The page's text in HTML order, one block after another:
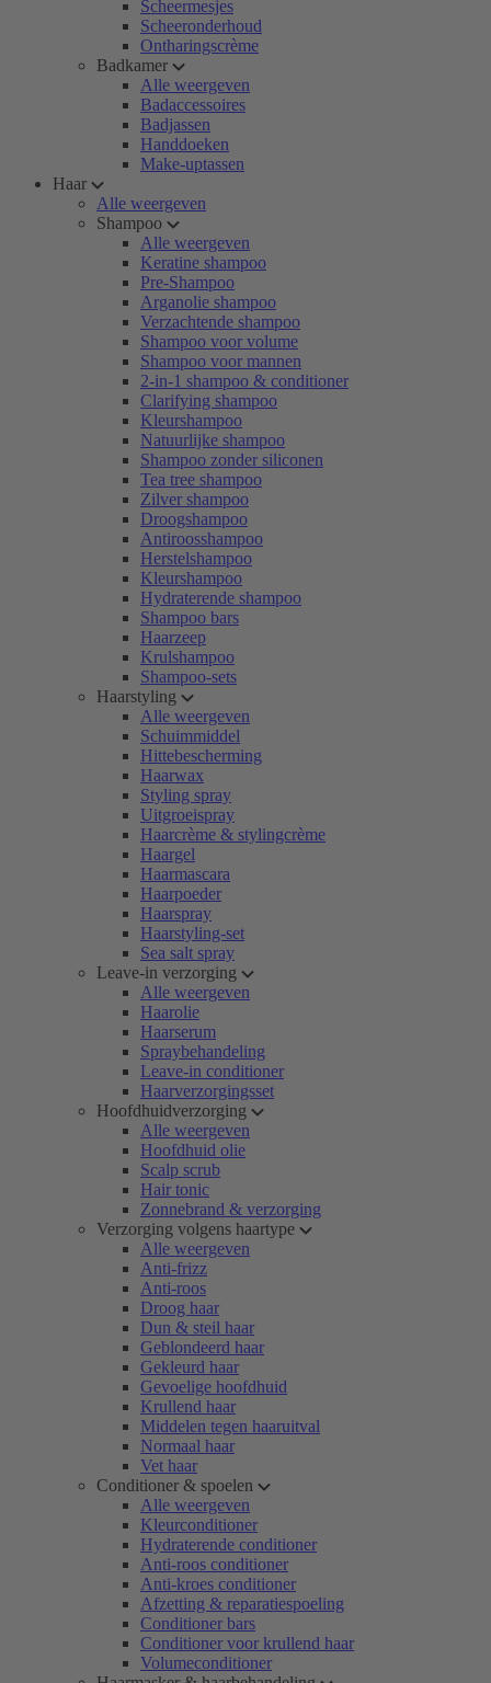
Scheermesjes
Scheeronderhoud
Ontharingscrème
Badkamer
Alle weergeven
Badaccessoires
Badjassen
Handdoeken
Make-uptassen
Haar
Alle weergeven
Shampoo
Alle weergeven
Keratine shampoo
Pre-Shampoo
Arganolie shampoo
Verzachtende shampoo
Shampoo voor volume
Shampoo voor mannen
2-in-1 shampoo & conditioner
Clarifying shampoo
Kleurshampoo
Natuurlijke shampoo
Shampoo zonder siliconen
Tea tree shampoo
Zilver shampoo
Droogshampoo
Antiroosshampoo
Herstelshampoo
Kleurshampoo
Hydraterende shampoo
Shampoo bars
Haarzeep
Krulshampoo
Shampoo-sets
Haarstyling
Alle weergeven
Schuimmiddel
Hittebescherming
Haarwax
Styling spray
Uitgroeispray
Haarcrème & stylingcrème
Haargel
Haarmascara
Haarpoeder
Haarspray
Haarstyling-set
Sea salt spray
Leave-in verzorging
Alle weergeven
Haarolie
Haarserum
Spraybehandeling
Leave-in conditioner
Haarverzorgingsset
Hoofdhuidverzorging
Alle weergeven
Hoofdhuid olie
Scalp scrub
Hair tonic
Zonnebrand & verzorging
Verzorging volgens haartype
Alle weergeven
Anti-frizz
Anti-roos
Droog haar
Dun & steil haar
Geblondeerd haar
Gekleurd haar
Gevoelige hoofdhuid
Krullend haar
Middelen tegen haaruitval
Normaal haar
Vet haar
Conditioner & spoelen
Alle weergeven
Kleurconditioner
Hydraterende conditioner
Anti-roos conditioner
Anti-kroes conditioner
Afzetting & reparatiespoeling
Conditioner bars
Conditioner voor krullend haar
Volumeconditioner